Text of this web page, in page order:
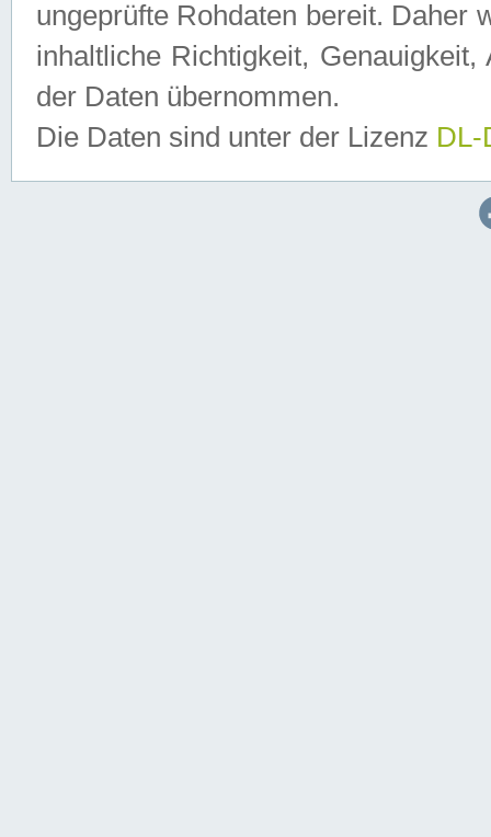
ungeprüfte Rohdaten bereit. Daher
inhaltliche Richtigkeit,
der Daten übernommen.
Die Daten sind unter der Lizenz